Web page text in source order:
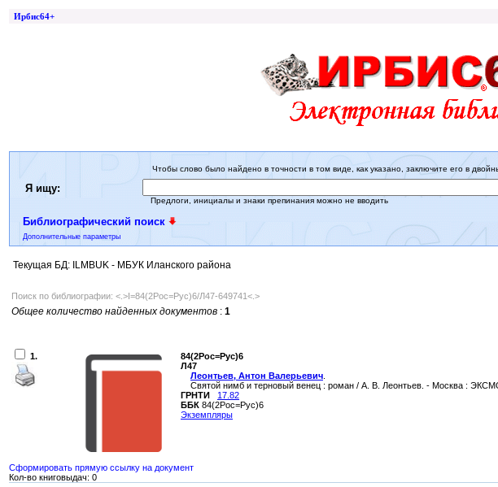
Ирбис64+
Я ищу:
Чтобы слово было найдено в точности в том виде, как указано, заключите его в
Предлоги, инициалы и знаки препинания можно не вводить
Библиографический поиск
Дополнительные параметры
Текущая БД: ILMBUK - МБУК Иланского района
Поиск по библиографии: <.>I=84(2Рос=Рус)6/Л47-649741<.>
Общее количество найденных документов : 1
1.
84(2Рос=Рус)6
Л47
Леонтьев, Антон Валерьевич
Святой нимб и терновый венец : роман / А. В. Леонтьев. - Москва :
ГРНТИ
17.82
ББК 84(2Рос=Рус)6
Экземпляры
Сформировать прямую ссылку на документ
Кол-во книговыдач: 0